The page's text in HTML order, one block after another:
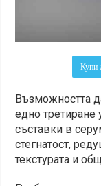
Купи
Възможността
едно третиране
съставки в
стегнатост,
текстурата и